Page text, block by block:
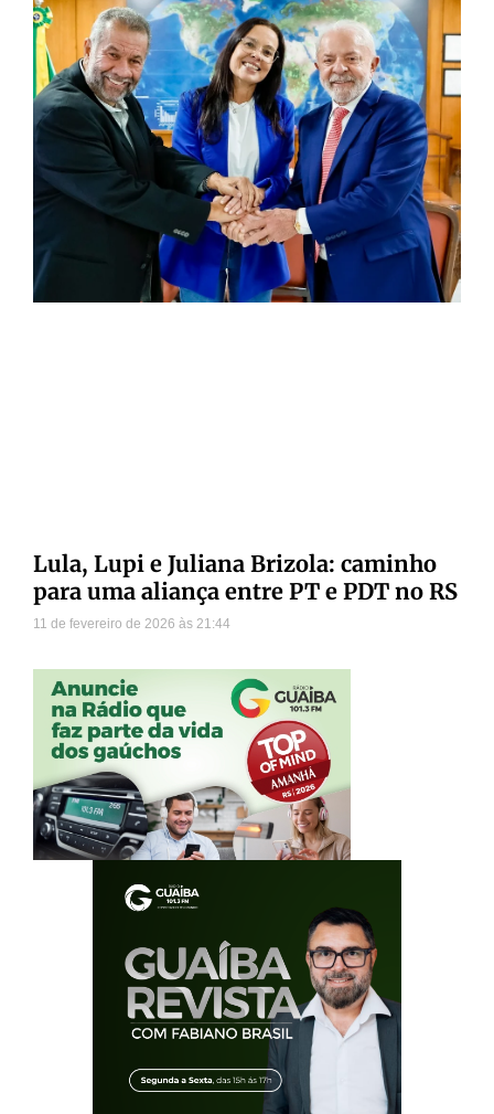
Lula, Lupi e Juliana Brizola: caminho
para uma aliança entre PT e PDT no RS
11 de fevereiro de 2026 21:44